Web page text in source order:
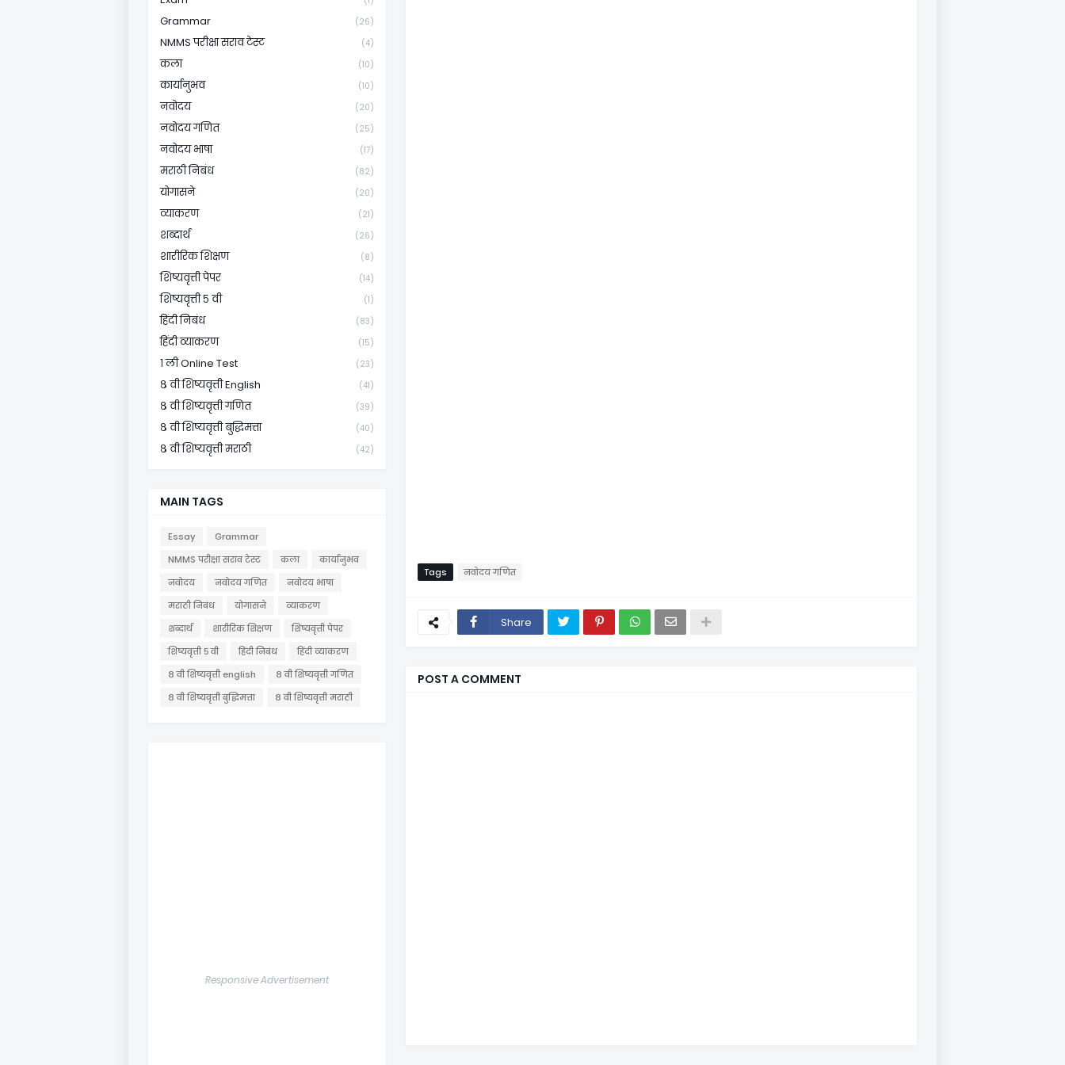
Tags नवोदय गणित
Share
POST A COMMENT
Grammar (26)
NMMS परीक्षा सराव टेस्ट (4)
कला (10)
कार्यानुभव (10)
नवोदय (20)
नवोदय गणित (25)
नवोदय भाषा (17)
मराठी निबंध (82)
योगासने (20)
व्याकरण (21)
शब्दार्थ (26)
शारीरिक शिक्षण (8)
शिष्यवृत्ती पेपर (14)
शिष्यवृत्ती ५ वी (1)
हिंदी निबंध (83)
हिंदी व्याकरण (15)
१ ली Online Test (23)
८ वी शिष्यवृत्ती English (41)
८ वी शिष्यवृत्ती गणित (39)
८ वी शिष्यवृत्ती बुद्धिमत्ता (40)
८ वी शिष्यवृत्ती मराठी (42)
MAIN TAGS
Essay
Grammar
NMMS परीक्षा सराव टेस्ट
कला
कार्यानुभव
नवोदय
नवोदय गणित
नवोदय भाषा
मराठी निबंध
योगासने
व्याकरण
शब्दार्थ
शारीरिक शिक्षण
शिष्यवृत्ती पेपर
शिष्यवृत्ती ५ वी
हिंदी निबंध
हिंदी व्याकरण
८ वी शिष्यवृत्ती english
८ वी शिष्यवृत्ती गणित
८ वी शिष्यवृत्ती बुद्धिमत्ता
८ वी शिष्यवृत्ती मराठी
Responsive Advertisement